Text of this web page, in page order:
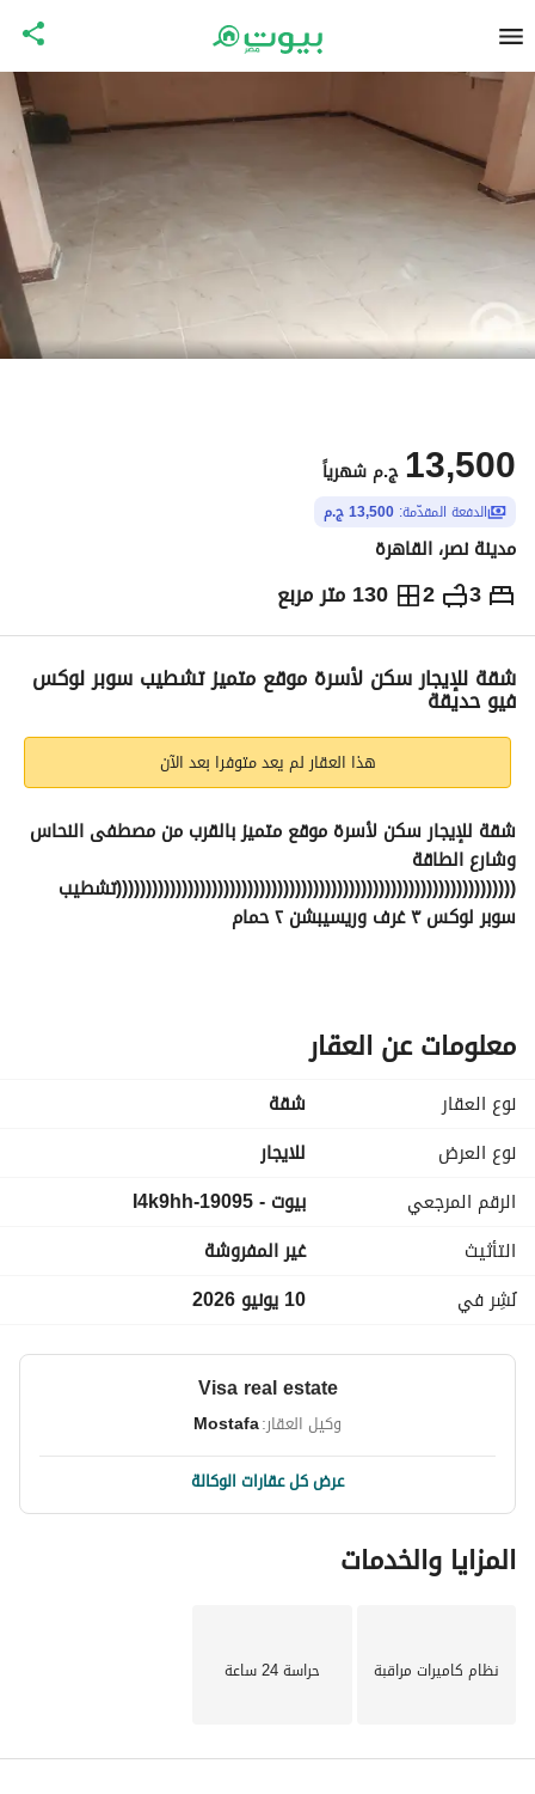
ج.م 13,500 شهرياً
الدفعة المقدّمة: 13,500 ج.م
مدينة نصر، القاهرة
3
2 130 متر مربع ج.م13,500شهرياً
الاماكن القريبة
شقة للإيجار سكن لأسرة موقع متميز تشطيب سوبر لوكس
فيو حديقة
هذا العقار لم يعد متوفرا بعد الآن
معلومات عن العقار
نوع العقار
شقة
نوع العرض
للايجار
الرقم المرجعي
بيوت - 19095-I4k9hh
التأثيث
غير المفروشة
نُشِر في
10 يونيو 2026
Visa real estate
وكيل العقار:Mostafa
عرض كل عقارات الوكالة
المزايا والخدمات
نظام كاميرات مراقبة حراسة 24 ساعة